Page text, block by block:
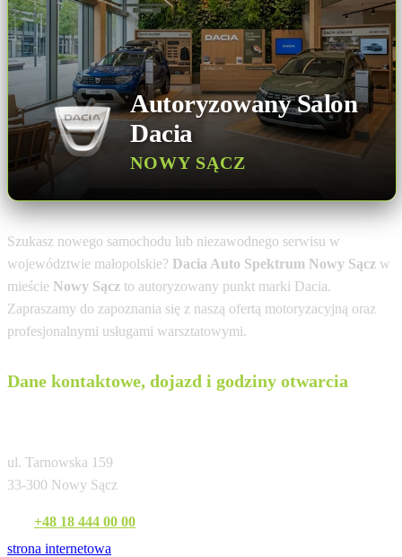
Autoryzowany Salon
Dacia
NOWY SĄCZ
Szukasz nowego samochodu lub niezawodnego serwisu w
województwie małopolskie? Dacia Auto Spektrum Nowy Sącz w
mieście Nowy Sącz to autoryzowany punkt marki Dacia.
Zapraszamy do zapoznania się z naszą ofertą motoryzacyjną oraz
profesjonalnymi usługami warsztatowymi.
Dane kontaktowe, dojazd i godziny otwarcia
ul. Tarnowska 159
33-300 Nowy Sącz
+48 18 444 00 00
strona internetowa